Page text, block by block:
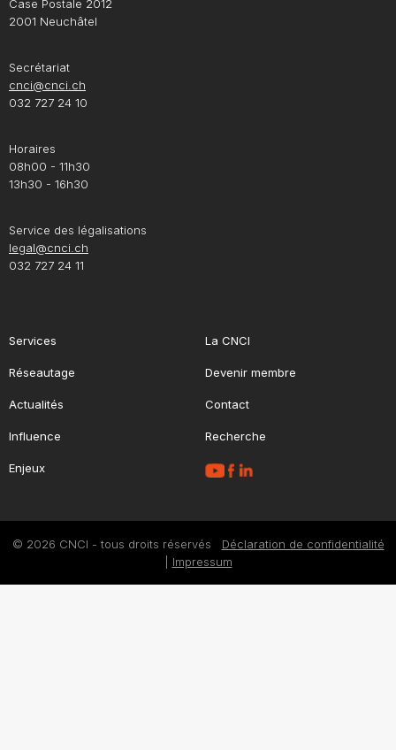
Case Postale 2012
2001 Neuchâtel
Secrétariat
cnci@cnci.ch
032 727 24 10
Horaires
08h00 - 11h30
13h30 - 16h30
Service des légalisations
legal@cnci.ch
032 727 24 11
Services
Réseautage
Actualités
Influence
Enjeux
La CNCI
Devenir membre
Contact
Recherche
© 2026 CNCI - tous droits réservés Déclaration de confidentialité
Impressum